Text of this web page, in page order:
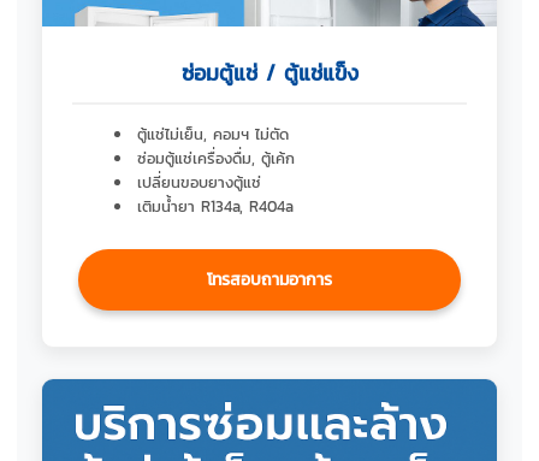
ซ่อมตู้แช่ / ตู้แช่แข็ง
ตู้แช่ไม่เย็น, คอมฯ ไม่ตัด
ซ่อมตู้แช่เครื่องดื่ม, ตู้เค้ก
เปลี่ยนขอบยางตู้แช่
เติมน้ำยา R134a, R404a
โทรสอบถามอาการ